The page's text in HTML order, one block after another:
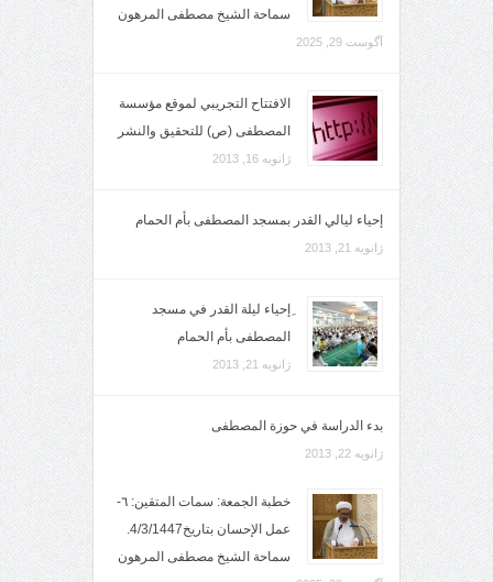
سماحة الشيخ مصطفى المرهون
آگوست 29, 2025
الافتتاح التجريبي لموقع مؤسسة
المصطفى (ص) للتحقيق والنشر
ژانویه 16, 2013
إحياء ليالي القدر بمسجد المصطفى بأم الحمام
ژانویه 21, 2013
ِإحياء ليلة القدر في مسجد
المصطفى بأم الحمام
ژانویه 21, 2013
بدء الدراسة في حوزة المصطفى
ژانویه 22, 2013
خطبة الجمعة: سمات المتقين: ٦-
عمل الإحسان بتاريخ4/3/1447.
سماحة الشيخ مصطفى المرهون